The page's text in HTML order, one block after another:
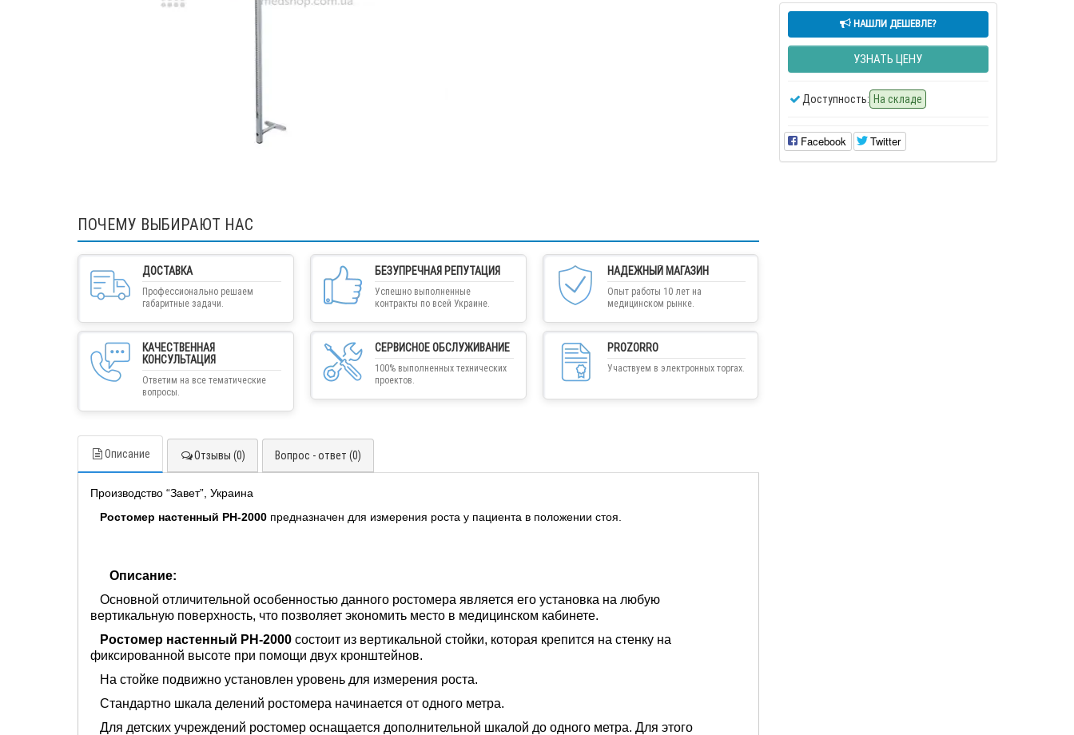
НАШЛИ ДЕШЕВЛЕ?
УЗНАТЬ ЦЕНУ
Доступность: На складе
Facebook Twitter
ПОЧЕМУ ВЫБИРАЮТ НАС
ДОСТАВКА
Профессионально решаем
габаритные задачи.
БЕЗУПРЕЧНАЯ РЕПУТАЦИЯ
Успешно выполненные
контракты по всей Украине.
НАДЕЖНЫЙ МАГАЗИН
Опыт работы 10 лет на
медицинском рынке.
КАЧЕСТВЕННАЯ
КОНСУЛЬТАЦИЯ
Ответим на все тематические
вопросы.
СЕРВИСНОЕ ОБСЛУЖИВАНИЕ
100% выполненных технических
проектов.
PROZORRO
Участвуем в электронных торгах.
Описание Отзывы (0) Вопрос - ответ (0)
Производство “Завет”, Украина
Ростомер настенный РН-2000 предназначен для измерения роста у пациента в положении стоя.
Описание:
Основной отличительной особенностью данного ростомера является его установка на любую
вертикальную поверхность, что позволяет экономить место в медицинском кабинете.
Ростомер настенный РН-2000 состоит из вертикальной стойки, которая крепится на стенку на
фиксированной высоте при помощи двух кронштейнов.
На стойке подвижно установлен уровень для измерения роста.
Стандартно шкала делений ростомера начинается от одного метра.
Для детских учреждений ростомер оснащается дополнительной шкалой до одного метра. Для этого